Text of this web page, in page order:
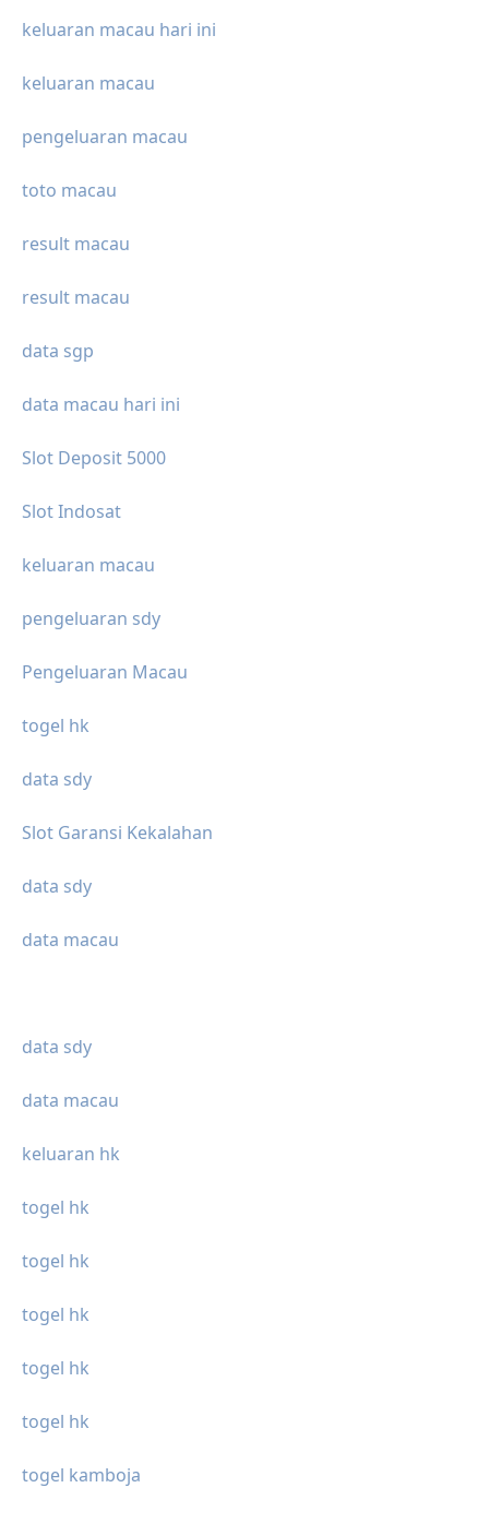
keluaran macau hari ini
keluaran macau
pengeluaran macau
toto macau
result macau
result macau
data sgp
data macau hari ini
Slot Deposit 5000
Slot Indosat
keluaran macau
pengeluaran sdy
Pengeluaran Macau
togel hk
data sdy
Slot Garansi Kekalahan
data sdy
data macau
data sdy
data macau
keluaran hk
togel hk
togel hk
togel hk
togel hk
togel hk
togel kamboja